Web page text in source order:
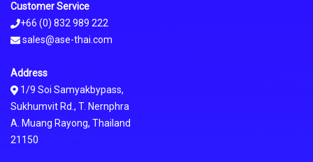
Customer Service
+66 (0) 832 989 222
sales@ase-thai.com
Address
1/9 Soi Samyakbypass,
Sukhumvit Rd., T. Nernphra
A. Muang Rayong, Thailand
21150